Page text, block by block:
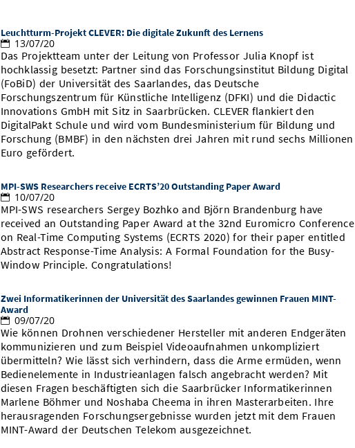
Leuchtturm-Projekt CLEVER: Die digitale Zukunft des Lernens
13/07/20
Das Projektteam unter der Leitung von Professor Julia Knopf ist
hochklassig besetzt: Partner sind das Forschungsinstitut Bildung Digital
(FoBiD) der Universität des Saarlandes, das Deutsche
Forschungszentrum für Künstliche Intelligenz (DFKI) und die Didactic
Innovations GmbH mit Sitz in Saarbrücken. CLEVER flankiert den
DigitalPakt Schule und wird vom Bundesministerium für Bildung und
Forschung (BMBF) in den nächsten drei Jahren mit rund sechs Millionen
Euro gefördert.
MPI-SWS Researchers receive ECRTS’20 Outstanding Paper Award
10/07/20
MPI-SWS researchers Sergey Bozhko and Björn Brandenburg have
received an Outstanding Paper Award at the 32nd Euromicro Conference
on Real-Time Computing Systems (ECRTS 2020) for their paper entitled
Abstract Response-Time Analysis: A Formal Foundation for the Busy-
Window Principle. Congratulations!
Zwei Informatikerinnen der Universität des Saarlandes gewinnen Frauen MINT-
Award
09/07/20
Wie können Drohnen verschiedener Hersteller mit anderen Endgeräten
kommunizieren und zum Beispiel Videoaufnahmen unkompliziert
übermitteln? Wie lässt sich verhindern, dass die Arme ermüden, wenn
Bedienelemente in Industrieanlagen falsch angebracht werden? Mit
diesen Fragen beschäftigten sich die Saarbrücker Informatikerinnen
Marlene Böhmer und Noshaba Cheema in ihren Masterarbeiten. Ihre
herausragenden Forschungsergebnisse wurden jetzt mit dem Frauen
MINT-Award der Deutschen Telekom ausgezeichnet.